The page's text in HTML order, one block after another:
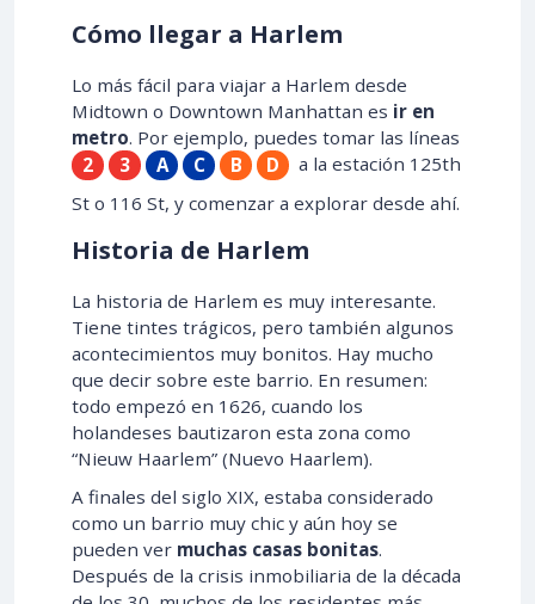
Cómo llegar a Harlem
Lo más fácil para viajar a Harlem desde
Midtown o Downtown Manhattan es ir en
metro. Por ejemplo, puedes tomar las líneas
2
3 A C B D
a la estación 125th
St o 116 St, y comenzar a explorar desde ahí.
Historia de Harlem
La historia de Harlem es muy interesante.
Tiene tintes trágicos, pero también algunos
acontecimientos muy bonitos. Hay mucho
que decir sobre este barrio. En resumen:
todo empezó en 1626, cuando los
holandeses bautizaron esta zona como
“Nieuw Haarlem” (Nuevo Haarlem).
A finales del siglo XIX, estaba considerado
como un barrio muy chic y aún hoy se
pueden ver muchas casas bonitas.
Después de la crisis inmobiliaria de la década